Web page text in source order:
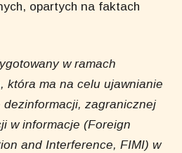
opartych na faktach
w ramach
która ma na celu ujawnianie
dezinformacji, zagranicznej
w informacje (Foreign
and Interference, FIMI) w